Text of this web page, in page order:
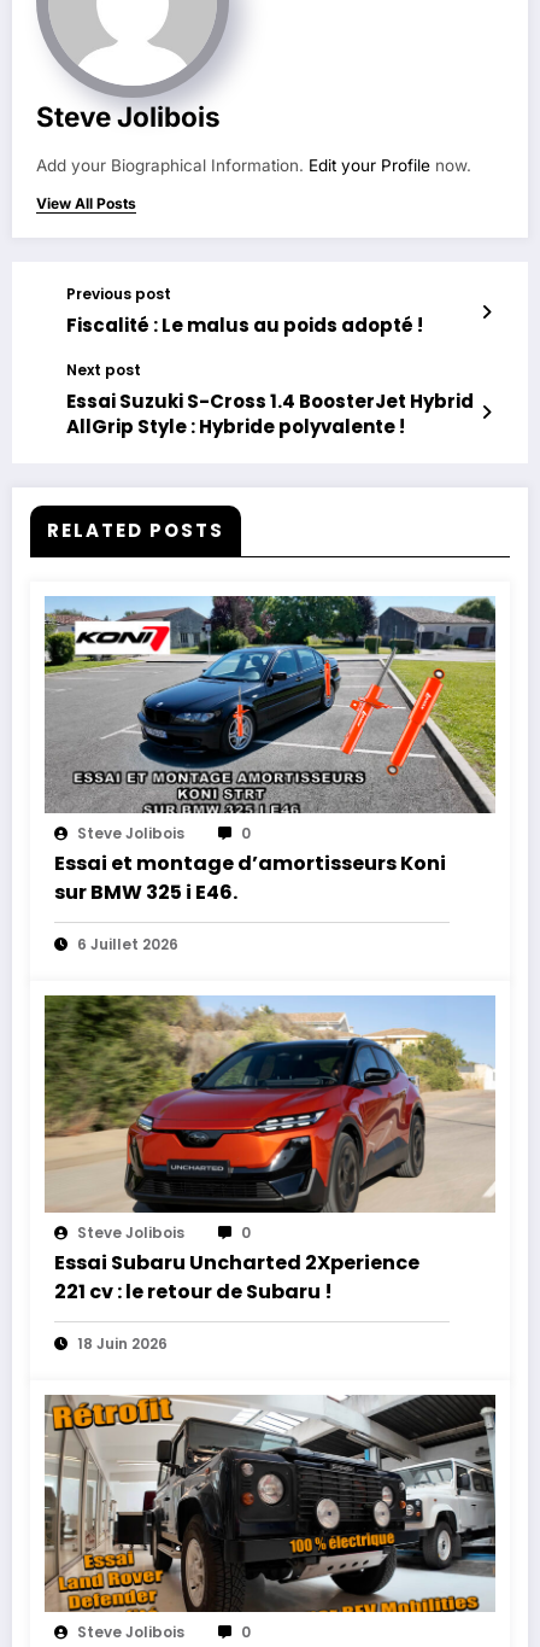
Steve Jolibois
Add your Biographical Information. Edit your Profile now.
View All Posts
Previous post
Fiscalité : Le malus au poids adopté !
Next post
Essai Suzuki S-Cross 1.4 BoosterJet Hybrid
AllGrip Style : Hybride polyvalente !
RELATED POSTS
Steve Jolibois 0
Essai et montage d’amortisseurs Koni
sur BMW 325 i E46.
6 Juillet 2026
Steve Jolibois 0
Essai Subaru Uncharted 2Xperience
221 cv : le retour de Subaru !
18 Juin 2026
Steve Jolibois 0